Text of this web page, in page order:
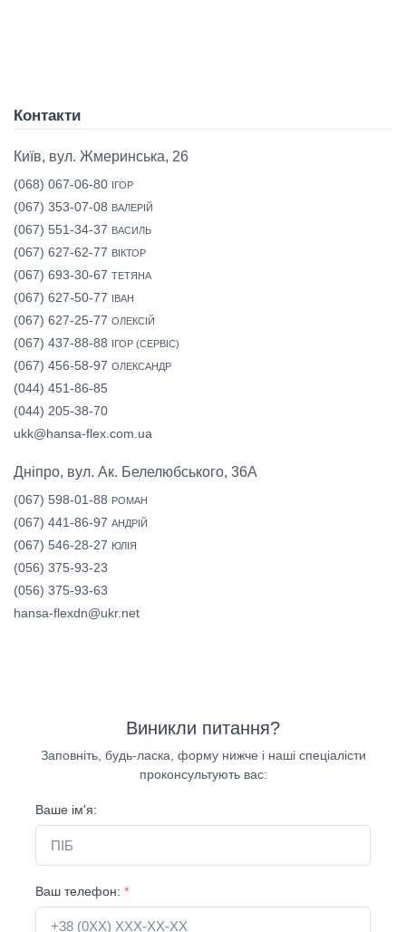
Контакти
Київ, вул. Жмеринська, 26
(068) 067-06-80 ІГОР
(067) 353-07-08 ВАЛЕРІЙ
(067) 551-34-37 ВАСИЛЬ
(067) 627-62-77 ВІКТОР
(067) 693-30-67 ТЕТЯНА
(067) 627-50-77 ІВАН
(067) 627-25-77 ОЛЕКСІЙ
(067) 437-88-88 ІГОР (СЕРВІС)
(067) 456-58-97 ОЛЕКСАНДР
(044) 451-86-85
(044) 205-38-70
ukk@hansa-flex.com.ua
Дніпро, вул. Ак. Белелюбського, 36А
(067) 598-01-88 РОМАН
(067) 441-86-97 АНДРІЙ
(067) 546-28-27 ЮЛІЯ
(056) 375-93-23
(056) 375-93-63
hansa-flexdn@ukr.net
Виникли питання?
Заповніть, будь-ласка, форму нижче і наші спеціалісти
проконсультують вас:
Ваше ім'я:
Ваш телефон: *